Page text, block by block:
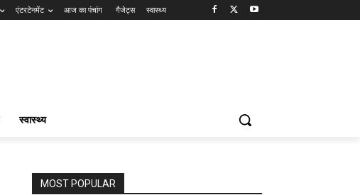
एंटरटेनमेंट आज का पंचांग गैजेट्स स्वास्थ्य
स्वास्थ्य
MOST POPULAR